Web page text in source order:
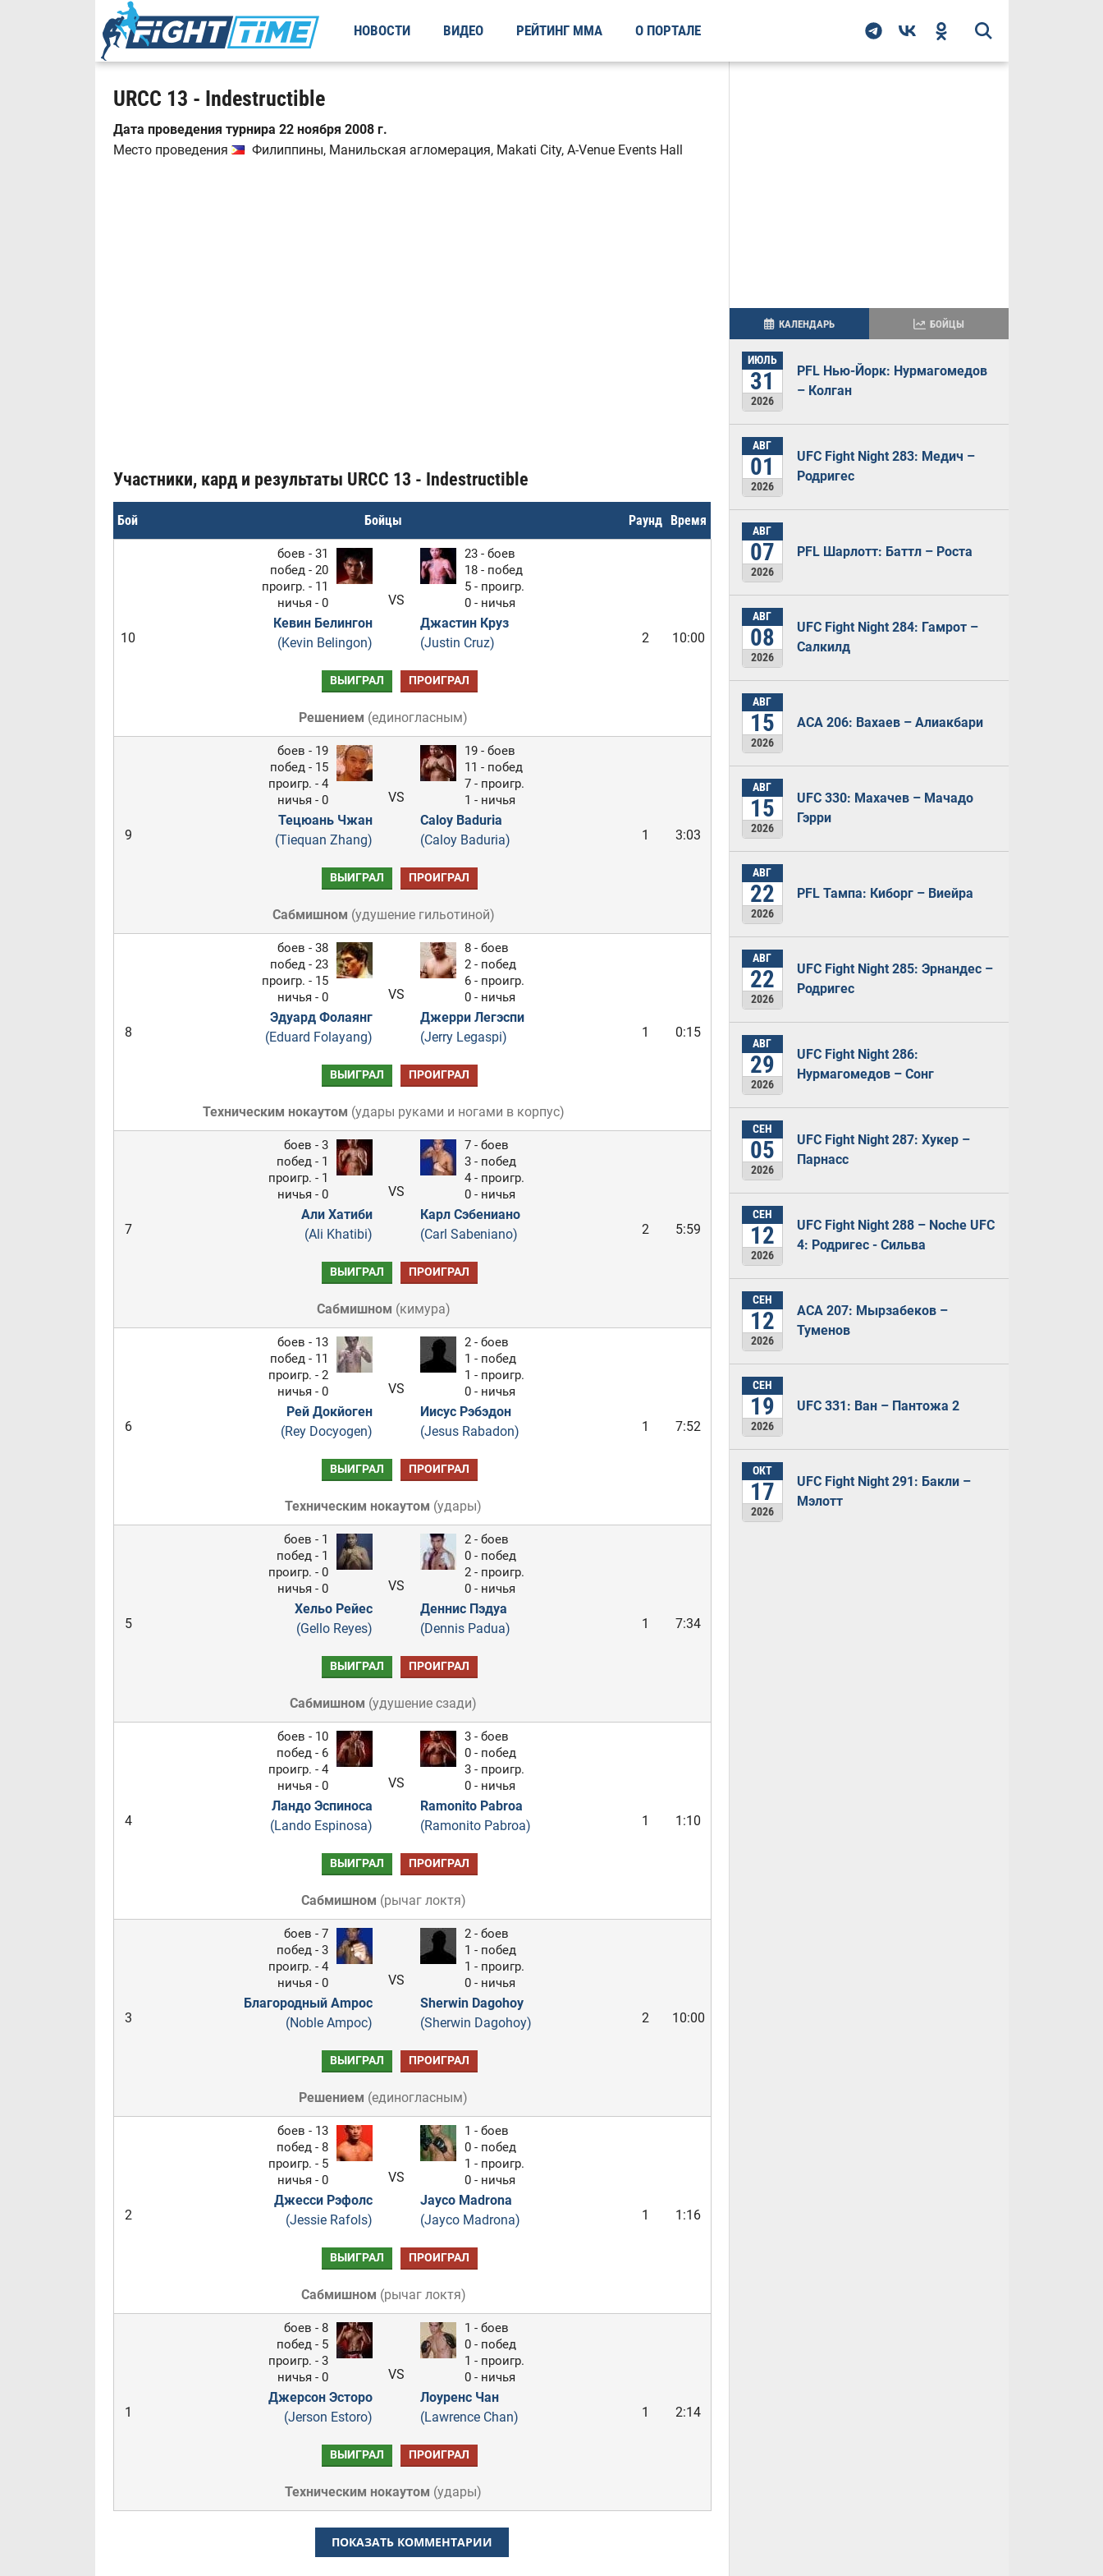
НОВОСТИ ВИДЕО РЕЙТИНГ ММА О ПОРТАЛЕ
URCC 13 - Indestructible
Дата проведения турнира 22 ноября 2008 г.
Место проведения
Филиппины, Манильская агломерация, Makati City, A-Venue Events Hall
Участники, кард и результаты URCC 13 - Indestructible
Бой Бойцы Раунд Время
10
боев - 31
побед - 20
проигр. - 11
ничья - 0
Кевин Белингон
(Kevin Belingon)
VS
23 - боев
18 - побед
5 - проигр.
0 - ничья
Джастин Круз
(Justin Cruz)
2 10:00
ВЫИГРАЛ ПРОИГРАЛ
Решением (единогласным)
9
боев - 19
побед - 15
проигр. - 4
ничья - 0
Тецюань Чжан
(Tiequan Zhang)
VS
19 - боев
11 - побед
7 - проигр.
1 - ничья
Caloy Baduria
(Caloy Baduria)
1 3:03
ВЫИГРАЛ ПРОИГРАЛ
Сабмишном (удушение гильотиной)
8
боев - 38
побед - 23
проигр. - 15
ничья - 0
Эдуард Фолаянг
(Eduard Folayang)
VS
8 - боев
2 - побед
6 - проигр.
0 - ничья
Джерри Легэспи
(Jerry Legaspi)
1 0:15
ВЫИГРАЛ ПРОИГРАЛ
Техническим нокаутом (удары руками и ногами в корпус)
7
боев - 3
побед - 1
проигр. - 1
ничья - 0
Али Хатиби
(Ali Khatibi)
VS
7 - боев
3 - побед
4 - проигр.
0 - ничья
Карл Сэбениано
(Carl Sabeniano)
2 5:59
ВЫИГРАЛ ПРОИГРАЛ
Сабмишном (кимура)
6
боев - 13
побед - 11
проигр. - 2
ничья - 0
Рей Докйоген
(Rey Docyogen)
VS
2 - боев
1 - побед
1 - проигр.
0 - ничья
Иисус Рэбэдон
(Jesus Rabadon)
1 7:52
ВЫИГРАЛ ПРОИГРАЛ
Техническим нокаутом (удары)
5
боев - 1
побед - 1
проигр. - 0
ничья - 0
Хельо Рейес
(Gello Reyes)
VS
2 - боев
0 - побед
2 - проигр.
0 - ничья
Деннис Пэдуа
(Dennis Padua)
1 7:34
ВЫИГРАЛ ПРОИГРАЛ
Сабмишном (удушение сзади)
4
боев - 10
побед - 6
проигр. - 4
ничья - 0
Ландо Эспиноса
(Lando Espinosa)
VS
3 - боев
0 - побед
3 - проигр.
0 - ничья
Ramonito Pabroa
(Ramonito Pabroa)
1 1:10
ВЫИГРАЛ ПРОИГРАЛ
Сабмишном (рычаг локтя)
3
боев - 7
побед - 3
проигр. - 4
ничья - 0
Благородный Ampoc
(Noble Ampoc)
VS
2 - боев
1 - побед
1 - проигр.
0 - ничья
Sherwin Dagohoy
(Sherwin Dagohoy)
2 10:00
ВЫИГРАЛ ПРОИГРАЛ
Решением (единогласным)
2
боев - 13
побед - 8
проигр. - 5
ничья - 0
Джесси Рэфолс
(Jessie Rafols)
VS
1 - боев
0 - побед
1 - проигр.
0 - ничья
Jayco Madrona
(Jayco Madrona)
1 1:16
ВЫИГРАЛ ПРОИГРАЛ
Сабмишном (рычаг локтя)
1
боев - 8
побед - 5
проигр. - 3
ничья - 0
Джерсон Эсторо
(Jerson Estoro)
VS
1 - боев
0 - побед
1 - проигр.
0 - ничья
Лоуренс Чан
(Lawrence Chan)
1 2:14
ВЫИГРАЛ ПРОИГРАЛ
Техническим нокаутом (удары)
ПОКАЗАТЬ КОММЕНТАРИИ
КАЛЕНДАРЬ БОЙЦЫ
ИЮЛЬ
31
2026
PFL Нью-Йорк: Нурмагомедов
– Колган
АВГ
01
2026
UFC Fight Night 283: Медич –
Родригес
АВГ
07
2026
PFL Шарлотт: Баттл – Роста
АВГ
08
2026
UFC Fight Night 284: Гамрот –
Салкилд
АВГ
15
2026
ACA 206: Вахаев – Алиакбари
АВГ
15
2026
UFC 330: Махачев – Мачадо
Гэрри
АВГ
22
2026
PFL Тампа: Киборг – Виейра
АВГ
22
2026
UFC Fight Night 285: Эрнандес –
Родригес
АВГ
29
2026
UFC Fight Night 286:
Нурмагомедов – Сонг
СЕН
05
2026
UFC Fight Night 287: Хукер –
Парнасс
СЕН
12
2026
UFC Fight Night 288 – Noche UFC
4: Родригес - Сильва
СЕН
12
2026
ACA 207: Мырзабеков –
Туменов
СЕН
19
2026
UFC 331: Ван – Пантожа 2
ОКТ
17
2026
UFC Fight Night 291: Бакли –
Мэлотт